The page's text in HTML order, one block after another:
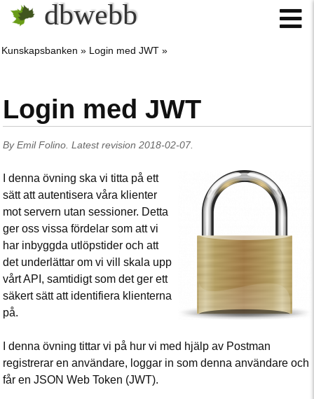
dbwebb
Kunskapsbanken Login med JWT
Login med JWT
ByEmil Folino Latest revision2018-02-07
I denna övning ska vi titta på ett
sätt att autentisera våra klienter
mot servern utan sessioner. Detta
ger oss vissa fördelar som att vi
har inbyggda utlöpstider och att
det underlättar om vi vill skala upp
vårt API, samtidigt som det ger ett
säkert sätt att identifiera klienterna
på.
I denna övning tittar vi på hur vi med hjälp av Postman
registrerar en användare, loggar in som denna användare och
får en JSON Web Token (JWT).